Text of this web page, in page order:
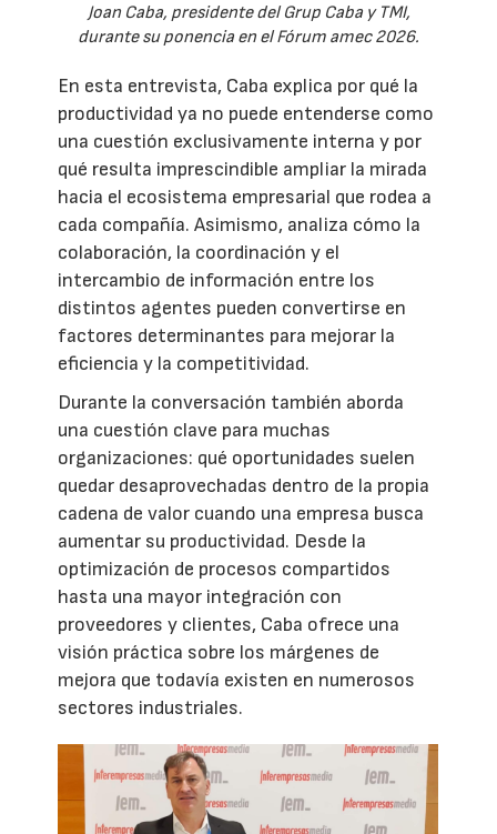
Joan Caba, presidente del Grup Caba y TMI,
durante su ponencia en el Fórum amec 2026.
En esta entrevista, Caba explica por qué la
productividad ya no puede entenderse como
una cuestión exclusivamente interna y por
qué resulta imprescindible ampliar la mirada
hacia el ecosistema empresarial que rodea a
cada compañía. Asimismo, analiza cómo la
colaboración, la coordinación y el
intercambio de información entre los
distintos agentes pueden convertirse en
factores determinantes para mejorar la
eficiencia y la competitividad.
Durante la conversación también aborda
una cuestión clave para muchas
organizaciones: qué oportunidades suelen
quedar desaprovechadas dentro de la propia
cadena de valor cuando una empresa busca
aumentar su productividad. Desde la
optimización de procesos compartidos
hasta una mayor integración con
proveedores y clientes, Caba ofrece una
visión práctica sobre los márgenes de
mejora que todavía existen en numerosos
sectores industriales.